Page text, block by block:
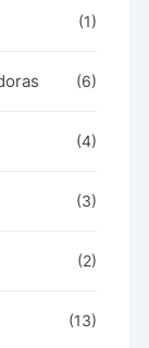
(1)
(6)
(4)
(3)
(2)
(13)